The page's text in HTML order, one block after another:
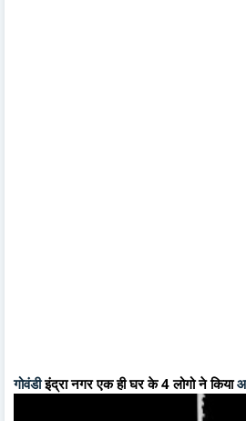
गोवंडीइंद्रा नगर एक ही घर के 4 लोगो ने किया